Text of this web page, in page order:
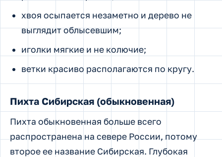
хвоя осыпается незаметно и дерево не
выглядит облысевшим;
иголки мягкие и не колючие;
ветки красиво располагаются по кругу.
Пихта Сибирская (обыкновенная)
Пихта обыкновенная больше всего
распространена на севере России, потому
второе ее название Сибирская. Глубокая